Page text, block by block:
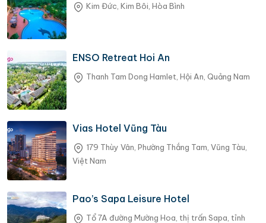
Kim Đức, Kim Bôi, Hòa Bình
ENSO Retreat Hoi An
Thanh Tam Dong Hamlet, Hội An, Quảng Nam
Vias Hotel Vũng Tàu
179 Thùy Vân, Phường Thắng Tam, Vũng Tàu,
Việt Nam
Pao’s Sapa Leisure Hotel
Tổ 7A đường Mường Hoa, thị trấn Sapa, tỉnh